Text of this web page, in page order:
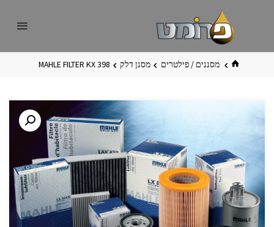
בית מסננים / פילטרים מסנן דלק MAHLE FILTER KX 398